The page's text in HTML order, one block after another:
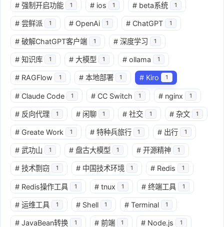
# 强制开启功能 1 # ios 1 # beta系统 1
# 尝鲜派 1 # OpenAi 1 # ChatGPT 1
# 破解ChatGPT客户端 1 # 深度学习 1
# 知识库 1 # 大模型 1 # ollama 1
# RAGFlow 1 # 本地部署 1 # Kiro 1
# Claude Code 1 # CC Switch 1 # nginx 1
# 反向代理 1 # 闲聊 1 # 社交 1 # 杂文 1
# Greate Work 1 # 特种兵旅行 1 # 出行 1
# 武功山 1 # 盘古大模型 1 # 开源精神 1
# 技术剽窃 1 # 中国技术环境 1 # Redis 1
# Redis操作工具 1 # tnux 1 # 终端工具 1
# 运维工具 1 # Shell 1 # Terminal 1
# JavaBean转换 1 # 前端 1 # Node.js 1